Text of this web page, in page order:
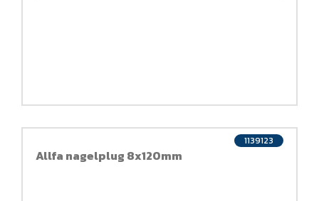
Allfa nagelplug 8x120mm
1139123